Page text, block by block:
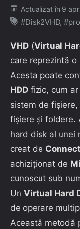
Posted
on
Actualizat în 9
#Disk2VHD,
VHD (Virtual
care reprezintă
Acesta poate
HDD fizic, cum
sistem de
fișiere și foldere.
hard disk al unei
creat de
achiziționat de
cunoscut sub
Un Virtual Hard
de operare
Această metodă